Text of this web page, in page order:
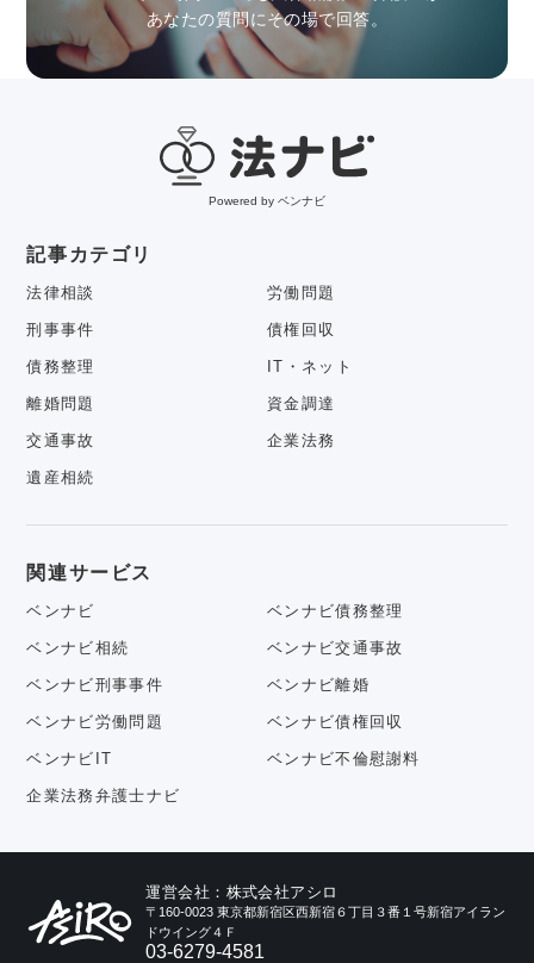
あなたの質問にその場で回答。
Powered by ベンナビ
記事カテゴリ
法律相談 労働問題
刑事事件 債権回収
債務整理 IT・ネット
離婚問題 資金調達
交通事故 企業法務
遺産相続
関連サービス
ベンナビ ベンナビ債務整理
ベンナビ相続 ベンナビ交通事故
ベンナビ刑事事件 ベンナビ離婚
ベンナビ労働問題 ベンナビ債権回収
ベンナビIT ベンナビ不倫慰謝料
企業法務弁護士ナビ
運営会社：株式会社アシロ
〒160-0023 東京都新宿区西新宿６丁目３番１号新宿アイラン
ドウイング４Ｆ
03-6279-4581